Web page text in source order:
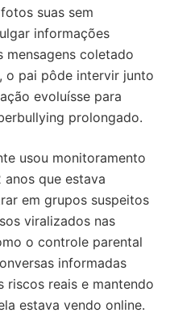
suas sem
informações
mensagens coletado
o pai pôde intervir junto
evoluísse para
prolongado.
usou monitoramento
que estava
em grupos suspeitos
viralizados nas
o controle parental
informadas
riscos reais e mantendo
estava vendo online.